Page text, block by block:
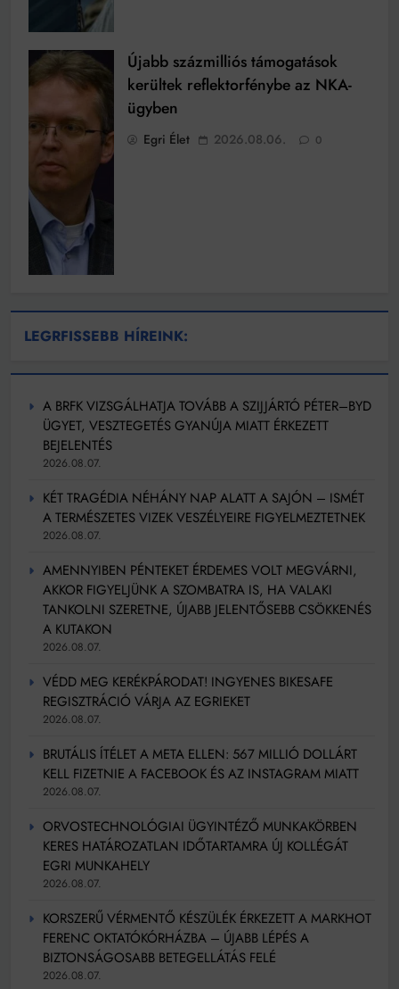
Újabb százmilliós támogatások
kerültek reflektorfénybe az NKA-
ügyben
Egri Élet 2026.08.06. 0
LEGRFISSEBB HÍREINK:
A BRFK VIZSGÁLHATJA TOVÁBB A SZIJJÁRTÓ PÉTER–BYD
ÜGYET, VESZTEGETÉS GYANÚJA MIATT ÉRKEZETT
BEJELENTÉS
2026.08.07.
KÉT TRAGÉDIA NÉHÁNY NAP ALATT A SAJÓN – ISMÉT
A TERMÉSZETES VIZEK VESZÉLYEIRE FIGYELMEZTETNEK
2026.08.07.
AMENNYIBEN PÉNTEKET ÉRDEMES VOLT MEGVÁRNI,
AKKOR FIGYELJÜNK A SZOMBATRA IS, HA VALAKI
TANKOLNI SZERETNE, ÚJABB JELENTŐSEBB CSÖKKENÉS
A KUTAKON
2026.08.07.
VÉDD MEG KERÉKPÁRODAT! INGYENES BIKESAFE
REGISZTRÁCIÓ VÁRJA AZ EGRIEKET
2026.08.07.
BRUTÁLIS ÍTÉLET A META ELLEN: 567 MILLIÓ DOLLÁRT
KELL FIZETNIE A FACEBOOK ÉS AZ INSTAGRAM MIATT
2026.08.07.
ORVOSTECHNOLÓGIAI ÜGYINTÉZŐ MUNKAKÖRBEN
KERES HATÁROZATLAN IDŐTARTAMRA ÚJ KOLLÉGÁT
EGRI MUNKAHELY
2026.08.07.
KORSZERŰ VÉRMENTŐ KÉSZÜLÉK ÉRKEZETT A MARKHOT
FERENC OKTATÓKÓRHÁZBA – ÚJABB LÉPÉS A
BIZTONSÁGOSABB BETEGELLÁTÁS FELÉ
2026.08.07.